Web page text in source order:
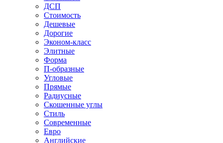
ДСП
Стоимость
Дешевые
Дорогие
Эконом-класс
Элитные
Форма
П-образные
Угловые
Прямые
Радиусные
Скошенные углы
Стиль
Современные
Евро
Английские